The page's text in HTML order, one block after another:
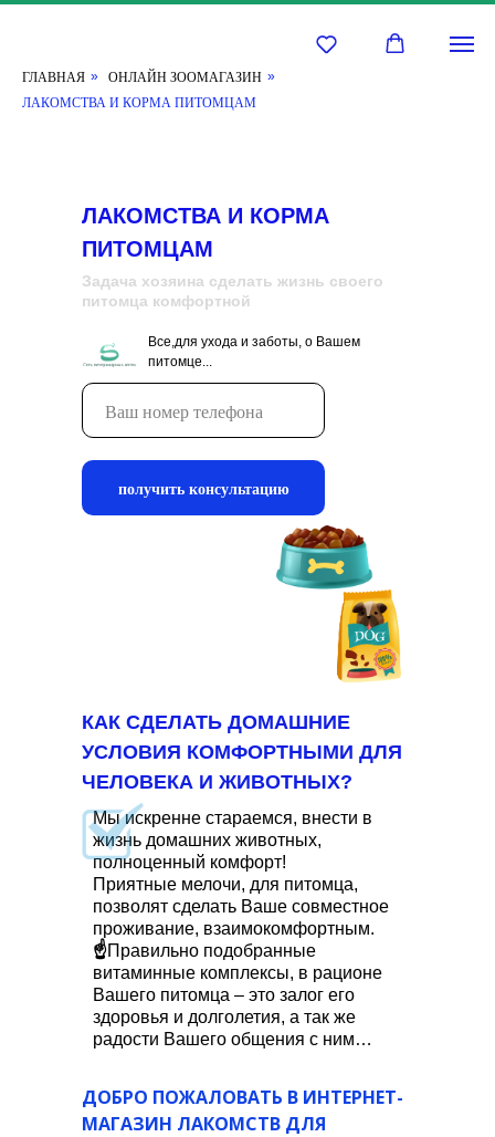
ГЛАВНАЯ » ОНЛАЙН ЗООМАГАЗИН »
ЛАКОМСТВА И КОРМА ПИТОМЦАМ
Ветаптека
Контакты:
Советская
+7
Электронная
admin@vetklinika79.ru
Ветаптека
Биробиджан,ЛАКОМСТВА И КОРМА
ПИТОМЦАМ
Все,для ухода и заботы, о Вашем
питомце...
Задача хозяина сделать жизнь своего
питомца комфортной
получить консультацию
КАК СДЕЛАТЬ ДОМАШНИЕ
УСЛОВИЯ КОМФОРТНЫМИ ДЛЯ
ЧЕЛОВЕКА И ЖИВОТНЫХ?
Мы искренне стараемся, внести в
жизнь домашних животных,
полноценный комфорт!
Приятные мелочи, для питомца,
позволят сделать Ваше совместное
проживание, взаимокомфортным.
☝Правильно подобранные
витаминные комплексы, в рационе
Вашего питомца – это залог его
здоровья и долголетия, а так же
радости Вашего общения с ним…
ДОБРО ПОЖАЛОВАТЬ В ИНТЕРНЕТ-
МАГАЗИН ЛАКОМСТВ ДЛЯ